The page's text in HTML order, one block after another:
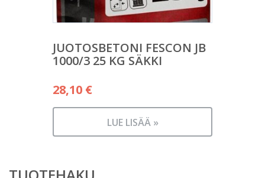
JUOTOSBETONI FESCON JB
1000/3 25 KG SÄKKI
28,10 €
LUE LISÄÄ »